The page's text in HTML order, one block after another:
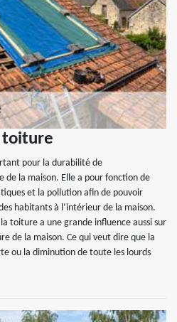
toiture
pour la durabilité de
la maison. Elle a pour fonction de
et la pollution afin de pouvoir
habitants à l’intérieur de la maison.
toiture a une grande influence aussi sur
de la maison. Ce qui veut dire que la
ou la diminution de toute les lourds